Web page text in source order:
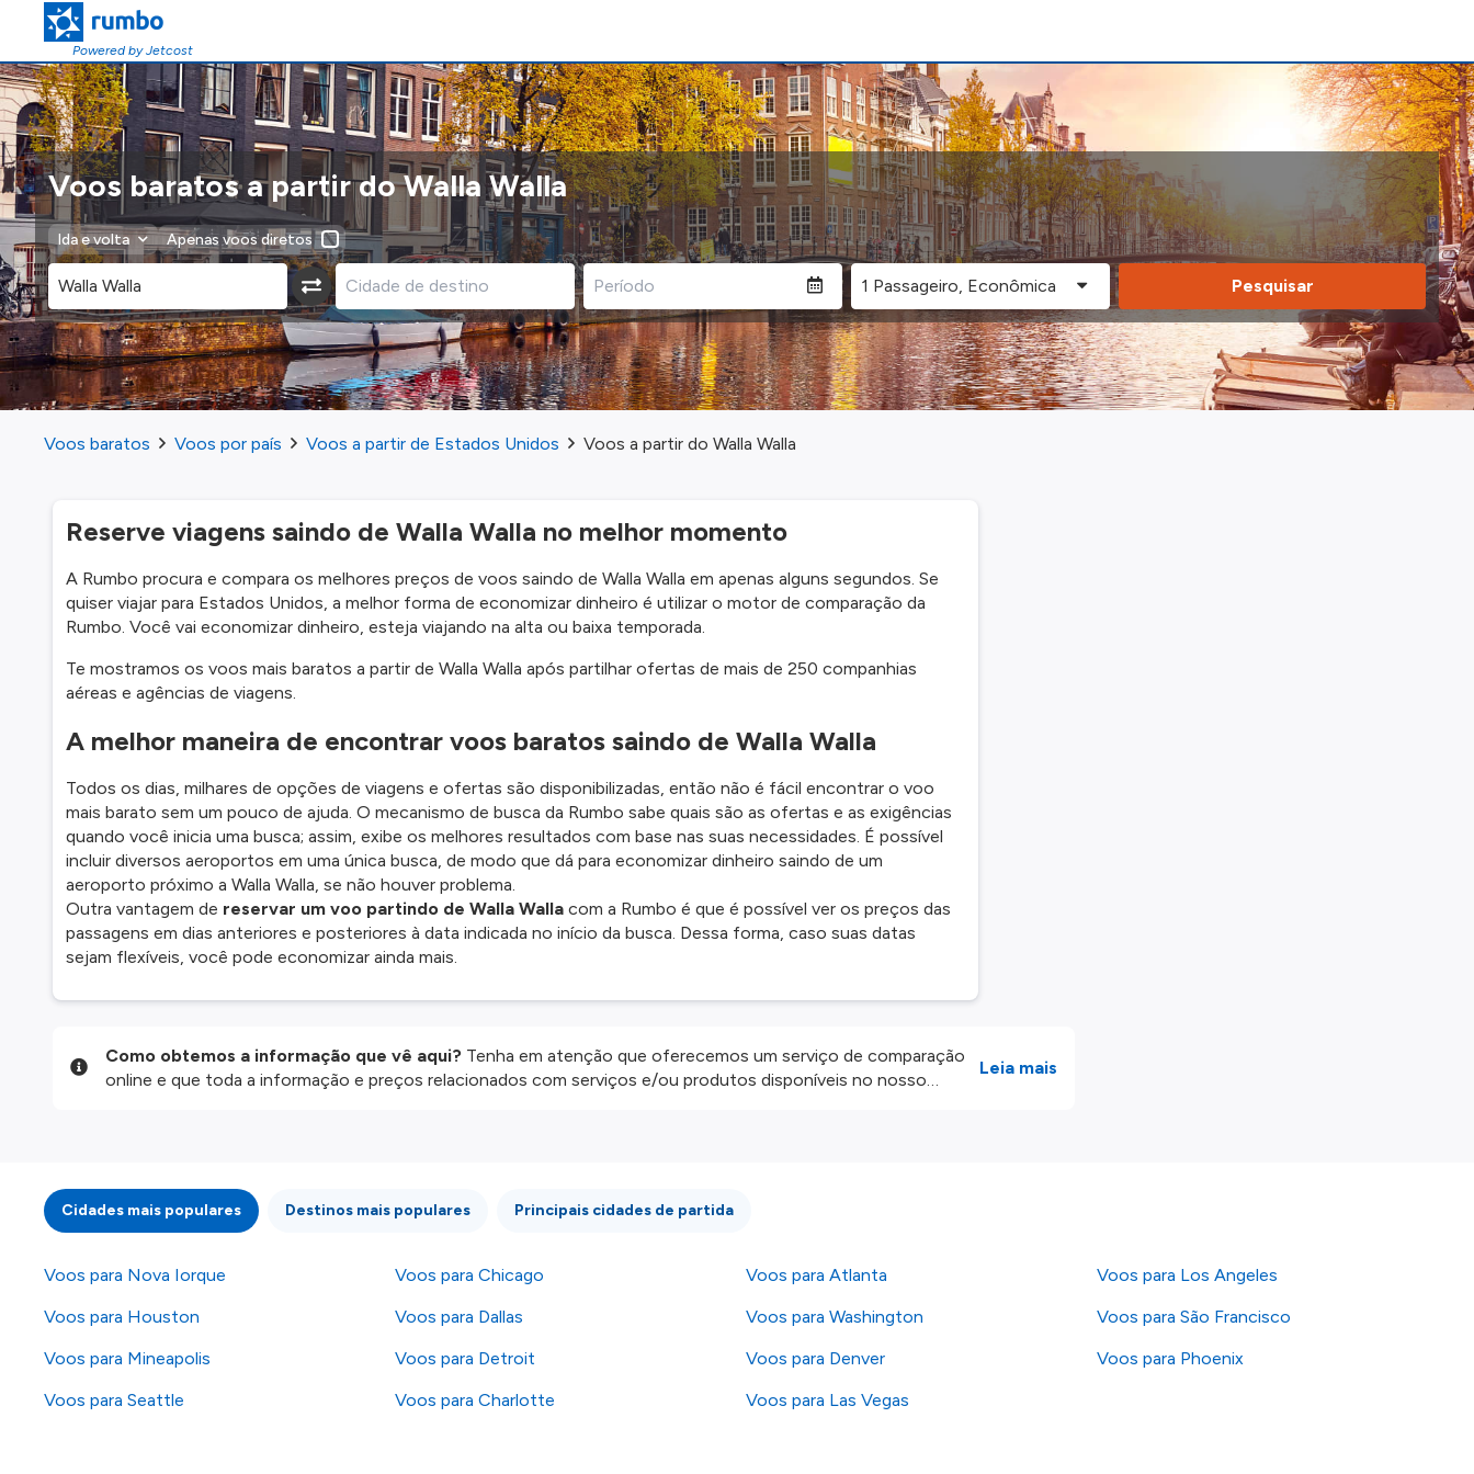
Powered by Jetcost
Voos baratos a partir do Walla Walla
Ida e volta Apenas voos diretos
Pesquisar
Voos baratos Voos por país Voos a partir de Estados Unidos Voos a partir do Walla Walla
Reserve viagens saindo de Walla Walla no melhor momento
A Rumbo procura e compara os melhores preços de voos saindo de Walla Walla em apenas alguns segundos. Se
quiser viajar para Estados Unidos, a melhor forma de economizar dinheiro é utilizar o motor de comparação da
Rumbo. Você vai economizar dinheiro, esteja viajando na alta ou baixa temporada.
Te mostramos os voos mais baratos a partir de Walla Walla após partilhar ofertas de mais de 250 companhias
aéreas e agências de viagens.
A melhor maneira de encontrar voos baratos saindo de Walla Walla
Todos os dias, milhares de opções de viagens e ofertas são disponibilizadas, então não é fácil encontrar o voo
mais barato sem um pouco de ajuda. O mecanismo de busca da Rumbo sabe quais são as ofertas e as exigências
quando você inicia uma busca; assim, exibe os melhores resultados com base nas suas necessidades. É possível
incluir diversos aeroportos em uma única busca, de modo que dá para economizar dinheiro saindo de um
aeroporto próximo a Walla Walla, se não houver problema.
Outra vantagem de reservar um voo partindo de Walla Walla com a Rumbo é que é possível ver os preços das
passagens em dias anteriores e posteriores à data indicada no início da busca. Dessa forma, caso suas datas
sejam flexíveis, você pode economizar ainda mais.
Como obtemos a informação que vê aqui? Tenha em atenção que oferecemos um serviço de comparação
online e que toda a informação e preços relacionados com serviços e/ou produtos disponíveis no nosso
Leia mais
Cidades mais populares Destinos mais populares Principais cidades de partida
Voos para Nova Iorque Voos para Chicago Voos para Atlanta
Voos para Los Angeles
Voos para Houston
Voos para Dallas Voos para Washington
Voos para São Francisco
Voos para Mineapolis
Voos para Detroit Voos para Denver
Voos para Phoenix
Voos para Seattle
Voos para Charlotte Voos para Las Vegas